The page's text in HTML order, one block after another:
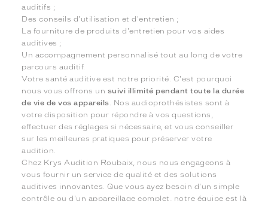
auditifs ;
Des conseils d'utilisation et d'entretien ;
La fourniture de produits d'entretien pour vos aides
auditives ;
Un accompagnement personnalisé tout au long de votre
parcours auditif.
Votre santé auditive est notre priorité. C'est pourquoi
nous vous offrons un suivi illimité pendant toute la durée
de vie de vos appareils. Nos audioprothésistes sont à
votre disposition pour répondre à vos questions,
effectuer des réglages si nécessaire, et vous conseiller
sur les meilleures pratiques pour préserver votre
audition.
Chez Krys Audition Roubaix, nous nous engageons à
vous fournir un service de qualité et des solutions
auditives innovantes. Que vous ayez besoin d'un simple
contrôle ou d'un appareillage complet, notre équipe est là